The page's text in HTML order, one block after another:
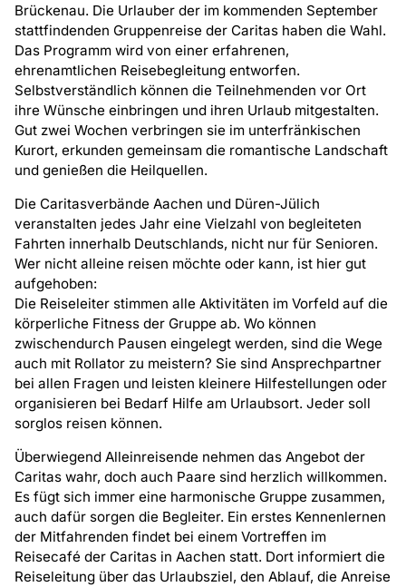
Brückenau. Die Urlauber der im kommenden September
stattfindenden Gruppenreise der Caritas haben die Wahl.
Das Programm wird von einer erfahrenen,
ehrenamtlichen Reisebegleitung entworfen.
Selbstverständlich können die Teilnehmenden vor Ort
ihre Wünsche einbringen und ihren Urlaub mitgestalten.
Gut zwei Wochen verbringen sie im unterfränkischen
Kurort, erkunden gemeinsam die romantische Landschaft
und genießen die Heilquellen.
Die Caritasverbände Aachen und Düren-Jülich
veranstalten jedes Jahr eine Vielzahl von begleiteten
Fahrten innerhalb Deutschlands, nicht nur für Senioren.
Wer nicht alleine reisen möchte oder kann, ist hier gut
aufgehoben:
Die Reiseleiter stimmen alle Aktivitäten im Vorfeld auf die
körperliche Fitness der Gruppe ab. Wo können
zwischendurch Pausen eingelegt werden, sind die Wege
auch mit Rollator zu meistern? Sie sind Ansprechpartner
bei allen Fragen und leisten kleinere Hilfestellungen oder
organisieren bei Bedarf Hilfe am Urlaubsort. Jeder soll
sorglos reisen können.
Überwiegend Alleinreisende nehmen das Angebot der
Caritas wahr, doch auch Paare sind herzlich willkommen.
Es fügt sich immer eine harmonische Gruppe zusammen,
auch dafür sorgen die Begleiter. Ein erstes Kennenlernen
der Mitfahrenden findet bei einem Vortreffen im
Reisecafé der Caritas in Aachen statt. Dort informiert die
Reiseleitung über das Urlaubsziel, den Ablauf, die Anreise